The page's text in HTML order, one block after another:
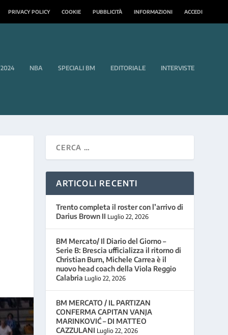
PRIVACY POLICY COOKIE PUBBLICITÀ INFORMAZIONI ACCEDI
NBA SPECIALI BM EDITORIALE INTERVISTE
ARTICOLI RECENTI
Trento completa il roster con l’arrivo di
Darius Brown II Luglio 22, 2026
BM Mercato/ Il Diario del Giorno –
Serie B: Brescia ufficializza il ritorno di
Christian Burn, Michele Carrea è il
nuovo head coach della Viola Reggio
Calabria Luglio 22, 2026
BM MERCATO / IL PARTIZAN
CONFERMA CAPITAN VANJA
MARINKOVIĆ – DI MATTEO
CAZZULANI Luglio 22, 2026